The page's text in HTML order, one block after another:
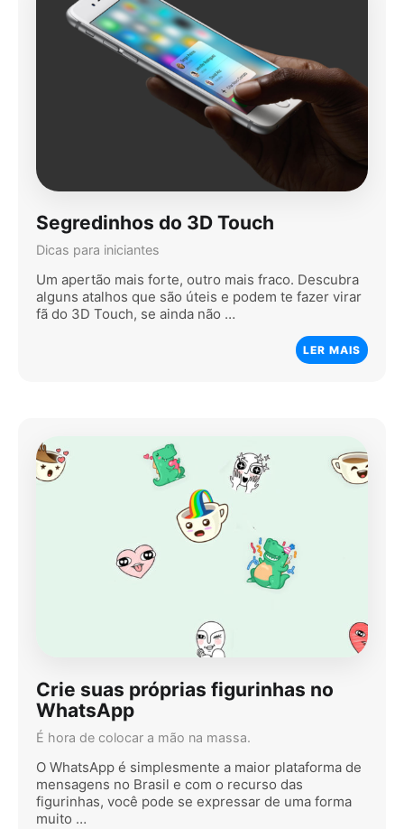
Segredinhos do 3D Touch
Dicas para iniciantes
Um apertão mais forte, outro mais fraco. Descubra
alguns atalhos que são úteis e podem te fazer virar
fã do 3D Touch, se ainda não …
LER MAIS
Crie suas próprias figurinhas no
WhatsApp
É hora de colocar a mão na massa.
O WhatsApp é simplesmente a maior plataforma de
mensagens no Brasil e com o recurso das
figurinhas, você pode se expressar de uma forma
muito …